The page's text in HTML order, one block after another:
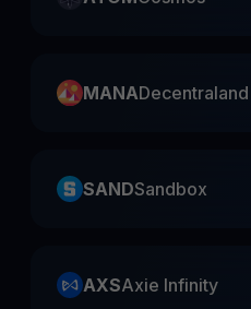
MANADecentraland
SANDSandbox
AXSAxie Infinity